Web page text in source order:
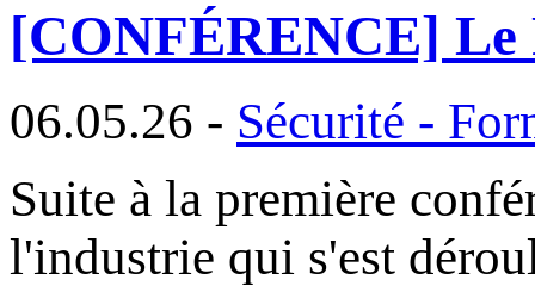
[CONFÉRENCE]
06.05.26 - Sécurité -
Suite à la première
l'industrie qui s'est